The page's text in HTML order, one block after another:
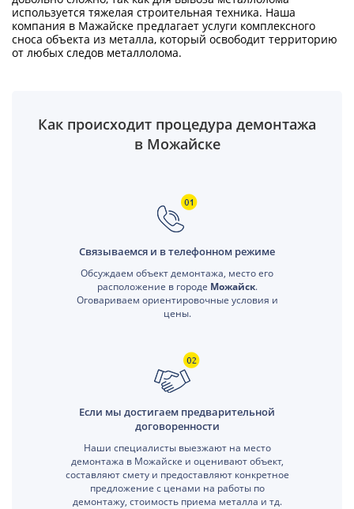
используется тяжелая строительная техника. Наша
компания в Мажайске предлагает услуги комплексного
сноса объекта из металла, который освободит территорию
от любых следов металлолома.
Как происходит процедура демонтажа
в Можайске
Связываемся и в телефонном режиме
Обсуждаем объект демонтажа, место его
расположение в городе Можайск.
Оговариваем ориентировочные условия и
цены.
Если мы достигаем предварительной
договоренности
Наши специалисты выезжают на место
демонтажа в Можайске и оценивают объект,
составляют смету и предоставляют конкретное
предложение с ценами на работы по
демонтажу, стоимость приема металла и тд.